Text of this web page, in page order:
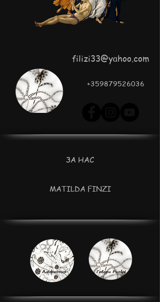
filizi33@yahoo.com
+359879526036
ЗА НАС
MATILDA FINZI